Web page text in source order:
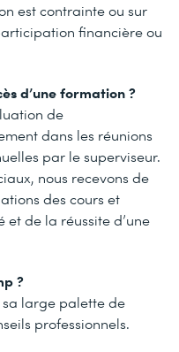
est contrainte ou sur
financière ou
d’une formation ?
de
dans les réunions
par le superviseur.
nous recevons de
des cours et
de la réussite d’une
?
large palette de
professionnels.